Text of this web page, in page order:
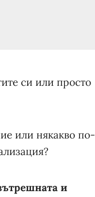
си или просто
или някакво по-
и